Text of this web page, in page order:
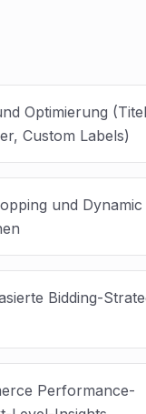
Optimierung
Custom Labels)
und Dynamic
Bidding-
Performance-